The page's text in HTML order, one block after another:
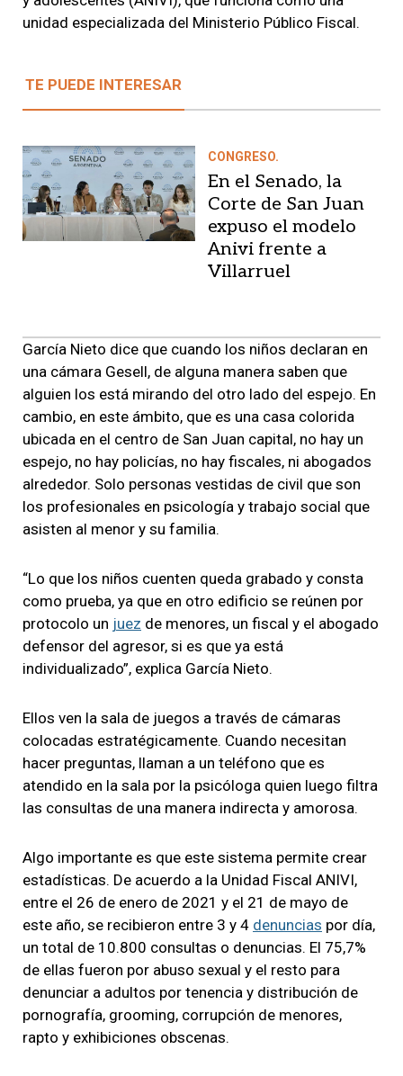
unidad especializada del Ministerio Público Fiscal.
TE PUEDE INTERESAR
CONGRESO.
En el Senado, la
Corte de San Juan
expuso el modelo
Anivi frente a
Villarruel
García Nieto dice que cuando los niños declaran en
una cámara Gesell, de alguna manera saben que
alguien los está mirando del otro lado del espejo. En
cambio, en este ámbito, que es una casa colorida
ubicada en el centro de San Juan capital, no hay un
espejo, no hay policías, no hay fiscales, ni abogados
alrededor. Solo personas vestidas de civil que son
los profesionales en psicología y trabajo social que
asisten al menor y su familia.
“Lo que los niños cuenten queda grabado y consta
como prueba, ya que en otro edificio se reúnen por
protocolo un juez de menores, un fiscal y el abogado
defensor del agresor, si es que ya está
individualizado”, explica García Nieto.
Ellos ven la sala de juegos a través de cámaras
colocadas estratégicamente. Cuando necesitan
hacer preguntas, llaman a un teléfono que es
atendido en la sala por la psicóloga quien luego filtra
las consultas de una manera indirecta y amorosa.
Algo importante es que este sistema permite crear
estadísticas. De acuerdo a la Unidad Fiscal ANIVI,
entre el 26 de enero de 2021 y el 21 de mayo de
este año, se recibieron entre 3 y 4 denuncias por día,
un total de 10.800 consultas o denuncias. El 75,7%
de ellas fueron por abuso sexual y el resto para
denunciar a adultos por tenencia y distribución de
pornografía, grooming, corrupción de menores,
rapto y exhibiciones obscenas.